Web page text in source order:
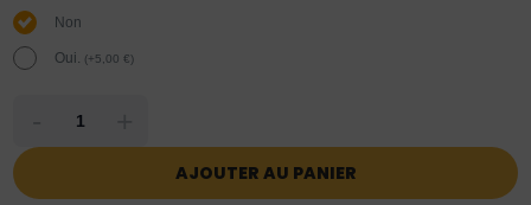
Non
Oui. (+5,00€)
AJOUTER AU PANIER